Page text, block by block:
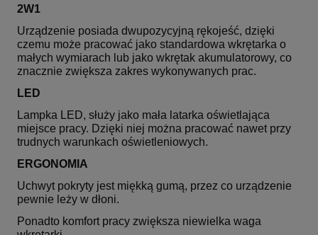
2W1
Urządzenie posiada dwupozycyjną rękojeść, dzięki
czemu może pracować jako standardowa wkrętarka o
małych wymiarach lub jako wkrętak akumulatorowy, co
znacznie zwiększa zakres wykonywanych prac.
LED
Lampka LED, służy jako mała latarka oświetlająca
miejsce pracy. Dzięki niej można pracować nawet przy
trudnych warunkach oświetleniowych.
ERGONOMIA
Uchwyt pokryty jest miękką gumą, przez co urządzenie
pewnie leży w dłoni.
Ponadto komfort pracy zwiększa niewielka waga